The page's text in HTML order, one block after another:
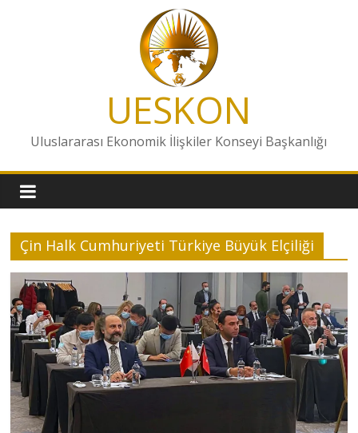
UESKON
Uluslararası Ekonomik İlişkiler Konseyi Başkanlığı
Çin Halk Cumhuriyeti Türkiye Büyük Elçiliği